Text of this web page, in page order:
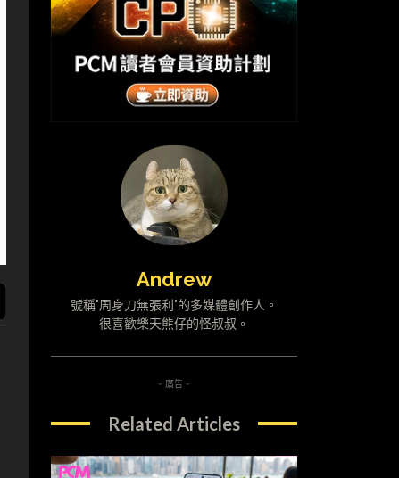
Andrew
號稱"周身刀無張利"的多媒體創作人。
很喜歡樂天熊仔的怪叔叔。
- 廣告 -
Related Articles